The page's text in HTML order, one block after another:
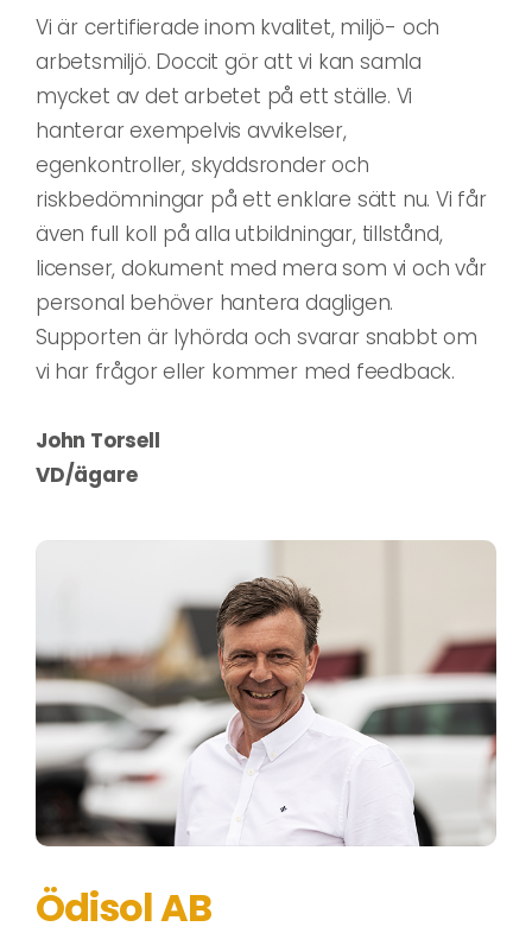
Vi är certifierade inom kvalitet, miljö- och
arbetsmiljö. Doccit gör att vi kan samla
mycket av det arbetet på ett ställe. Vi
hanterar exempelvis avvikelser,
egenkontroller, skyddsronder och
riskbedömningar på ett enklare sätt nu. Vi får
även full koll på alla utbildningar, tillstånd,
licenser, dokument med mera som vi och vår
personal behöver hantera dagligen.
Supporten är lyhörda och svarar snabbt om
vi har frågor eller kommer med feedback.
John Torsell
VD/ägare
Ödisol AB